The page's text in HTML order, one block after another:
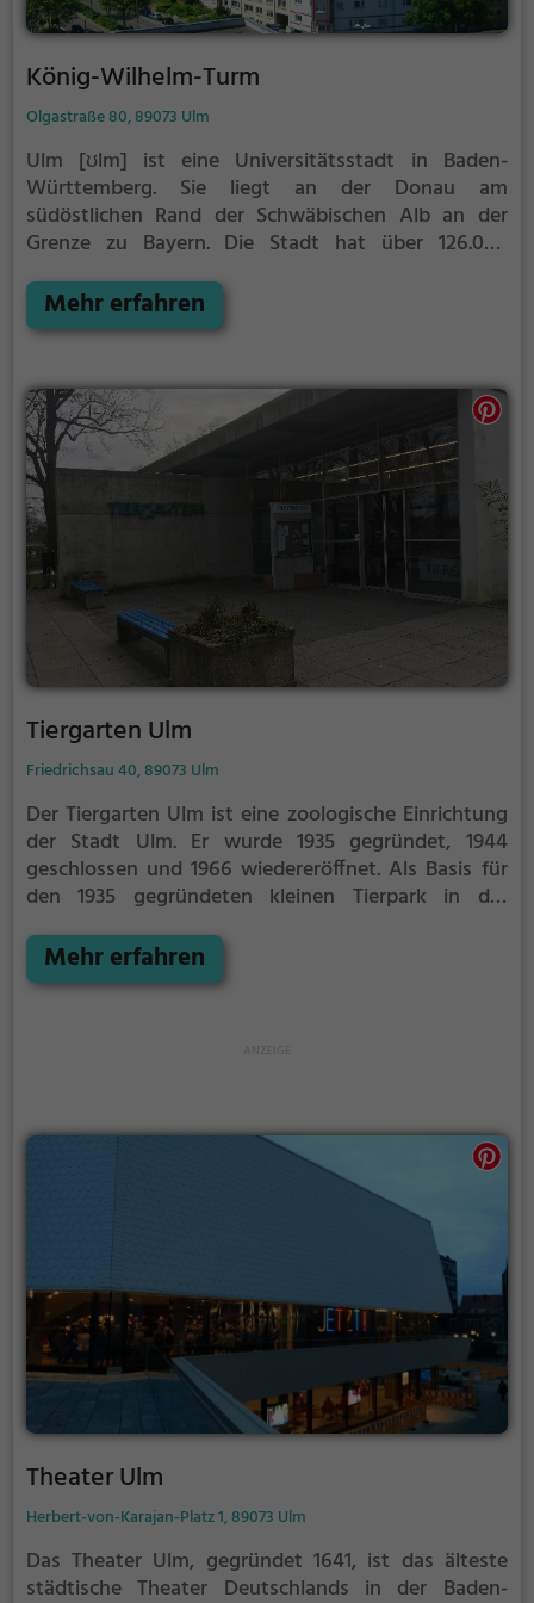
König-Wilhelm-Turm
Olgastraße 80, 89073 Ulm
Ulm [ʊlm] ist eine Universitätsstadt in Baden-
Württemberg. Sie liegt an der Donau am
südöstlichen Rand der Schwäbischen Alb an der
Grenze zu Bayern. Die Stadt hat über 126.000
Stadtkreis und ist Sitz des Landratsamts des
angrenzenden Alb-Donau-Kreises. Ulm ist nach dem
von insgesamt 14 Oberzentren des Landes und
bildet mit Neu-Ulm eines der länderübergreifenden
Doppelzentren Deutschlands mit ca. 190.000
Einwohnern. Ulm ist die größte Stadt im
Regierungsbezirk Tübingen und in der Region
Donau-Iller, zu der auch Gebiete des bayerischen
Regierungsbezirks Schwaben gehören.
Mehr erfahren
Tiergarten Ulm
Friedrichsau 40, 89073 Ulm
Der Tiergarten Ulm ist eine zoologische Einrichtung
der Stadt Ulm. Er wurde 1935 gegründet, 1944
geschlossen und 1966 wiedereröffnet. Als Basis für
den 1935 gegründeten kleinen Tierpark in der
Schuppen errichtetes Affengehege sowie Volieren
für Fasane und andere Vögel. Bei der Eröffnung
Mehr erfahren
Theater Ulm
Herbert-von-Karajan-Platz 1, 89073 Ulm
Das Theater Ulm, gegründet 1641, ist das älteste
städtische Theater Deutschlands in der Baden-